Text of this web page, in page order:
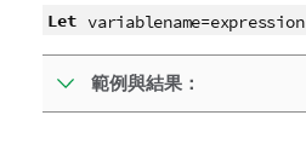
Let variablename=expression
範例與結果：